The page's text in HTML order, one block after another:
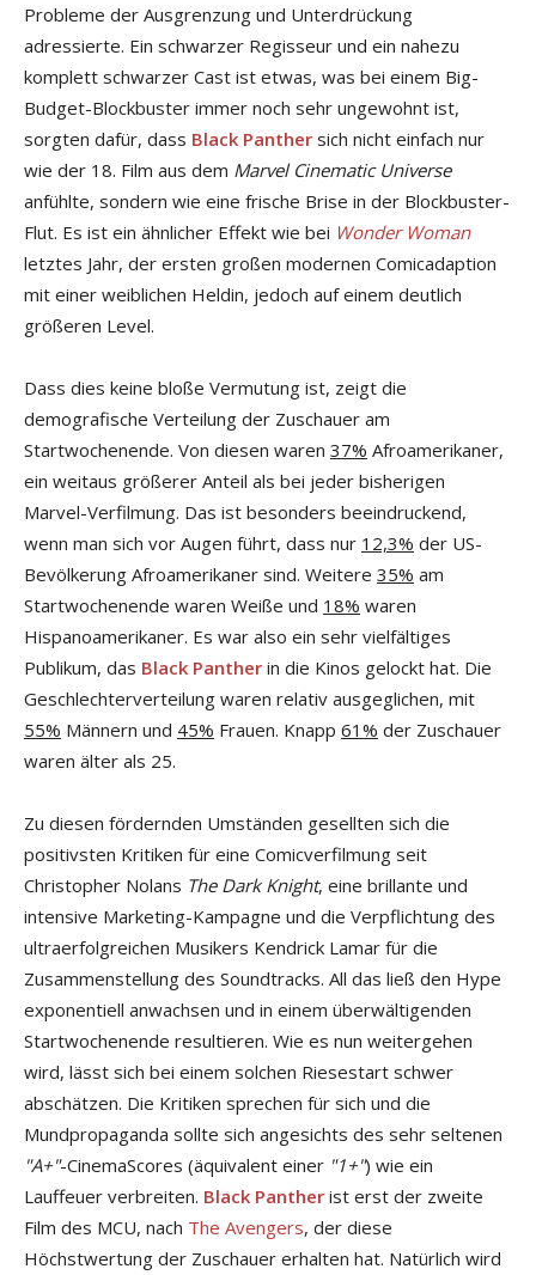
Probleme der Ausgrenzung und Unterdrückung
adressierte. Ein schwarzer Regisseur und ein nahezu
komplett schwarzer Cast ist etwas, was bei einem Big-
Budget-Blockbuster immer noch sehr ungewohnt ist,
sorgten dafür, dass Black Panther sich nicht einfach nur
wie der 18. Film aus dem Marvel Cinematic Universe
anfühlte, sondern wie eine frische Brise in der Blockbuster-
Flut. Es ist ein ähnlicher Effekt wie bei Wonder Woman
letztes Jahr, der ersten großen modernen Comicadaption
mit einer weiblichen Heldin, jedoch auf einem deutlich
größeren Level.
Dass dies keine bloße Vermutung ist, zeigt die
demografische Verteilung der Zuschauer am
Startwochenende. Von diesen waren 37% Afroamerikaner,
ein weitaus größerer Anteil als bei jeder bisherigen
Marvel-Verfilmung. Das ist besonders beeindruckend,
wenn man sich vor Augen führt, dass nur 12,3% der US-
Bevölkerung Afroamerikaner sind. Weitere 35% am
Startwochenende waren Weiße und 18% waren
Hispanoamerikaner. Es war also ein sehr vielfältiges
Publikum, das Black Panther in die Kinos gelockt hat. Die
Geschlechterverteilung waren relativ ausgeglichen, mit
55% Männern und 45% Frauen. Knapp 61% der Zuschauer
waren älter als 25.
Zu diesen fördernden Umständen gesellten sich die
positivsten Kritiken für eine Comicverfilmung seit
Christopher Nolans The Dark Knight, eine brillante und
intensive Marketing-Kampagne und die Verpflichtung des
ultraerfolgreichen Musikers Kendrick Lamar für die
Zusammenstellung des Soundtracks. All das ließ den Hype
exponentiell anwachsen und in einem überwältigenden
Startwochenende resultieren. Wie es nun weitergehen
wird, lässt sich bei einem solchen Riesestart schwer
abschätzen. Die Kritiken sprechen für sich und die
Mundpropaganda sollte sich angesichts des sehr seltenen
"A+"-CinemaScores (äquivalent einer "1+") wie ein
Lauffeuer verbreiten. Black Panther ist erst der zweite
Film des MCU, nach The Avengers, der diese
Höchstwertung der Zuschauer erhalten hat. Natürlich wird